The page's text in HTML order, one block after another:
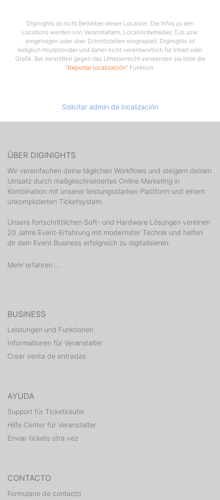
Diginights ist nicht Betreiber dieser Location. Die Infos zu den
Locations werden von Veranstaltern, Locationbetreiber, DJs usw.
eingetragen oder über Schnittstellen eingespielt. Diginights ist
lediglich Hostprovider und daher nicht verantwortlich für Inhalt oder
Grafik. Bei Verstößen gegen das Urheberrecht verwenden sie bitte die
"Reportar localización" Funktion.
Solicitar admin de localización
ÜBER DIGINIGHTS
Wir vereinfachen deine täglichen Workflows und steigern deinen
Umsatz durch maßgeschneidertes Online Marketing in
Kombination mit unserer leistungsstarken Plattform und einem
unkomplizierten Ticketsystem.
Unsere fortschrittlichen Soft- und Hardware Lösungen vereinen
20 Jahre Event-Erfahrung mit modernster Technik und helfen
dir dein Event Business erfolgreich zu digitalisieren.
Mehr erfahren ...
BUSINESS
Leistungen und Funktionen
Informationen für Veranstalter
Crear venta de entradas
AYUDA
Support für Ticketkäufer
Hilfe Center für Veranstalter
Enviar tickets otra vez
CONTACTO
Formulario de contacto